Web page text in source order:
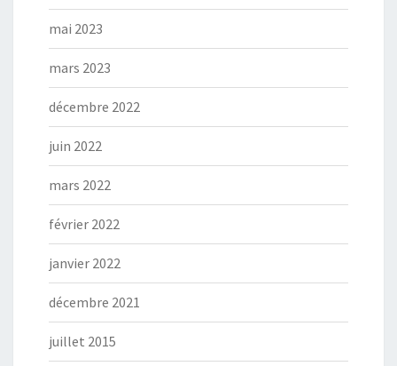
mai 2023
mars 2023
décembre 2022
juin 2022
mars 2022
février 2022
janvier 2022
décembre 2021
juillet 2015